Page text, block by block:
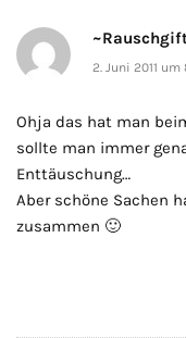
2. Juni 2011 um
Ohja das hat man
sollte man immer
Enttäuschung…
Aber schöne Sachen
zusammen 🙂